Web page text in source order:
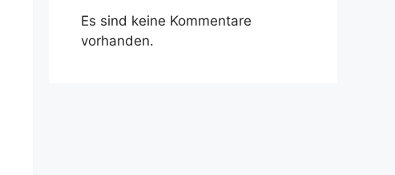
Es sind keine Kommentare
vorhanden.